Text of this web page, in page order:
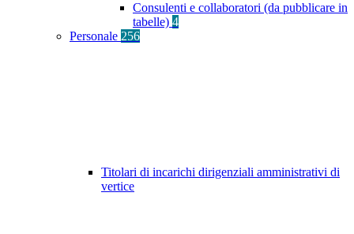
Consulenti e collaboratori (da pubblicare in
tabelle) 4
Personale 256
Titolari di incarichi dirigenziali amministrativi di
vertice